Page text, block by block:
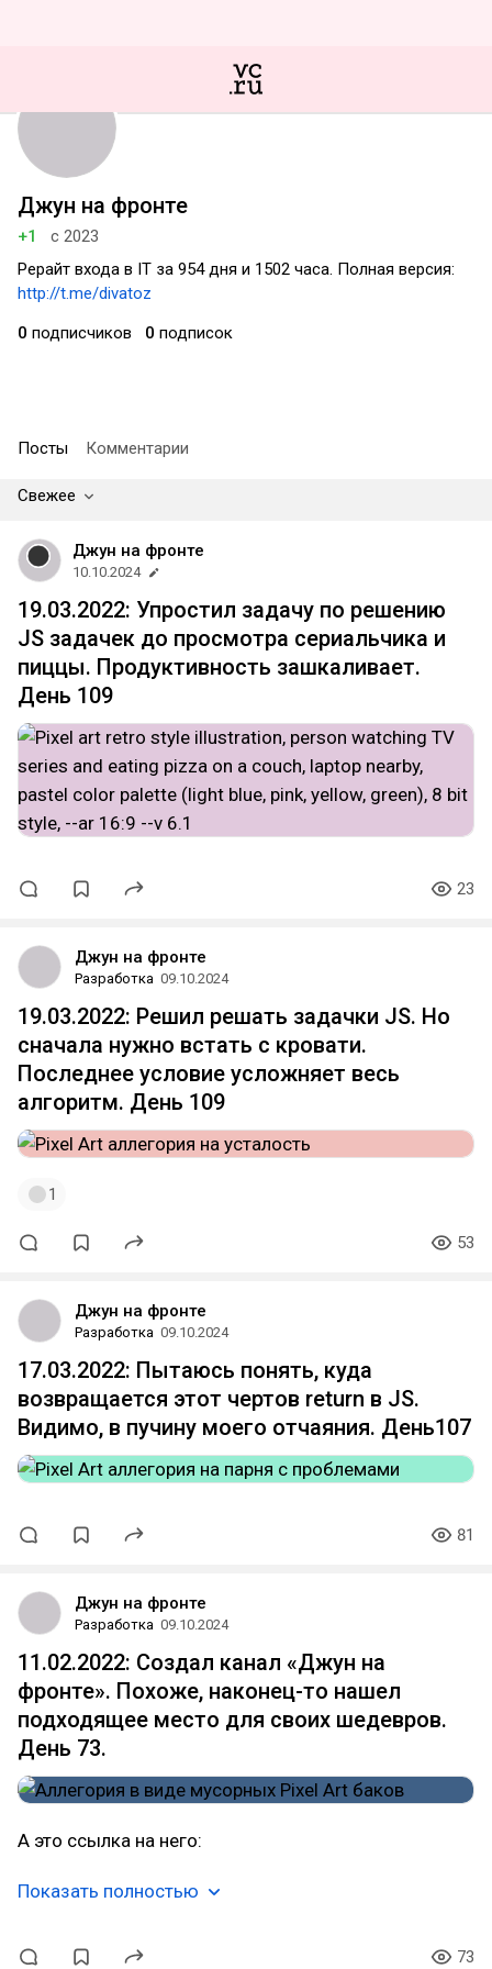
Джун на фронте
+1
с 2023
Рерайт входа в IT за 954 дня и 1502 часа. Полная версия:
http://t.me/divatoz
0 подписчиков 0 подписок
Посты Комментарии
Свежее
Джун на фронте
10.10.2024
19.03.2022: Упростил задачу по решению
JS задачек до просмотра сериальчика и
пиццы. Продуктивность зашкаливает.
День 109
23
Джун на фронте
Разработка 09.10.2024
19.03.2022: Решил решать задачки JS. Но
сначала нужно встать с кровати.
Последнее условие усложняет весь
алгоритм. День 109
1
53
Джун на фронте
Разработка 09.10.2024
17.03.2022: Пытаюсь понять, куда
возвращается этот чертов return в JS.
Видимо, в пучину моего отчаяния. День107
81
Джун на фронте
Разработка 09.10.2024
11.02.2022: Создал канал «Джун на
фронте». Похоже, наконец-то нашел
подходящее место для своих шедевров.
День 73.
А это ссылка на него:
Показать полностью
73